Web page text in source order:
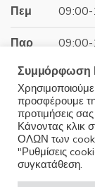
Πεμ
Παρ
Σαβ
Κυρ
© 2025
προσφέρουμε
προτιμήσεις
Κάνοντας κλικ
ΟΛΩΝ των
"Ρυθμίσεις
συγκατάθεση.